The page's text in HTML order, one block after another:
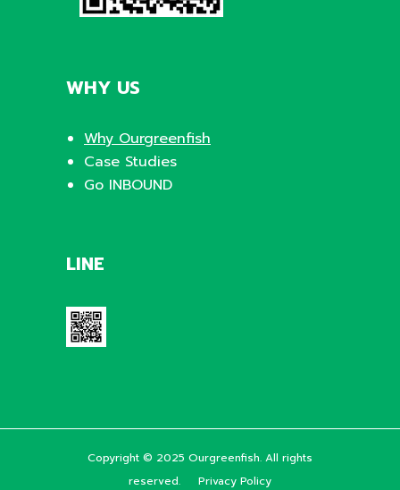
WHY US
Why Ourgreenfish
Case Studies
Go INBOUND
LINE
Copyright © 2025 Ourgreenfish. All rights
reserved. Privacy Policy